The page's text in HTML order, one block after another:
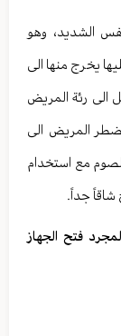
الشدید، وهو
یخرج منها الی
رئة المریض
المریض الی
مع استخدام
شاقاً جداً.
فتح الجهاز